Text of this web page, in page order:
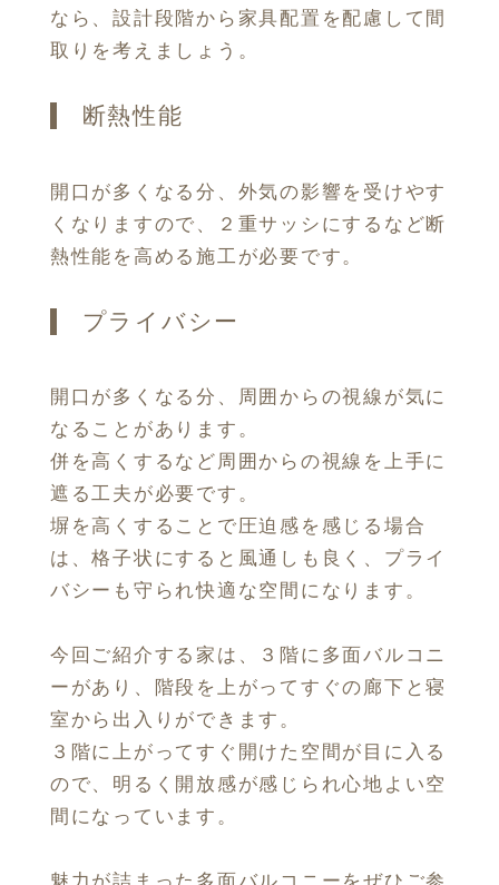
なら、設計段階から家具配置を配慮して間
取りを考えましょう。
断熱性能
開口が多くなる分、外気の影響を受けやす
くなりますので、２重サッシにするなど断
熱性能を高める施工が必要です。
プライバシー
開口が多くなる分、周囲からの視線が気に
なることがあります。
併を高くするなど周囲からの視線を上手に
遮る工夫が必要です。
塀を高くすることで圧迫感を感じる場合
は、格子状にすると風通しも良く、プライ
バシーも守られ快適な空間になります。
今回ご紹介する家は、３階に多面バルコニ
ーがあり、階段を上がってすぐの廊下と寝
室から出入りができます。
３階に上がってすぐ開けた空間が目に入る
ので、明るく開放感が感じられ心地よい空
間になっています。